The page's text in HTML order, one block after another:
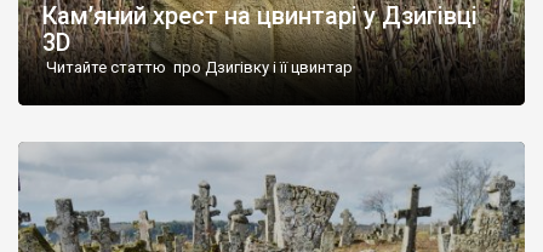
Кам’яний хрест на цвинтарі у Дзигівці
3D
Читайте статтю про Дзигівку і її цвинтар